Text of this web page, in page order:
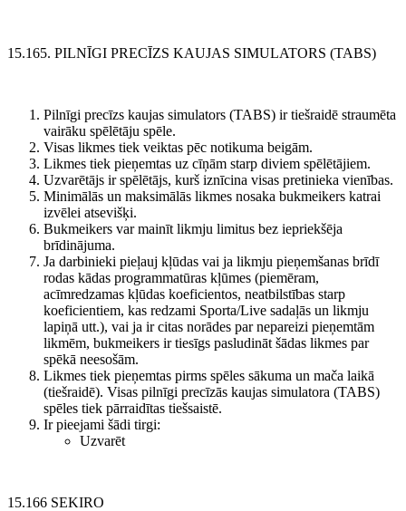
15.165. PILNĪGI PRECĪZS KAUJAS SIMULATORS (TABS)
Pilnīgi precīzs kaujas simulators (TABS) ir tiešraidē straumēta
vairāku spēlētāju spēle.
Visas likmes tiek veiktas pēc notikuma beigām.
Likmes tiek pieņemtas uz cīņām starp diviem spēlētājiem.
Uzvarētājs ir spēlētājs, kurš iznīcina visas pretinieka vienības.
Minimālās un maksimālās likmes nosaka bukmeikers katrai
izvēlei atsevišķi.
Bukmeikers var mainīt likmju limitus bez iepriekšēja
brīdinājuma.
Ja darbinieki pieļauj kļūdas vai ja likmju pieņemšanas brīdī
rodas kādas programmatūras kļūmes (piemēram,
acīmredzamas kļūdas koeficientos, neatbilstības starp
koeficientiem, kas redzami Sporta/Live sadaļās un likmju
lapiņā utt.), vai ja ir citas norādes par nepareizi pieņemtām
likmēm, bukmeikers ir tiesīgs pasludināt šādas likmes par
spēkā neesošām.
Likmes tiek pieņemtas pirms spēles sākuma un mača laikā
(tiešraidē). Visas pilnīgi precīzās kaujas simulatora (TABS)
spēles tiek pārraidītas tiešsaistē.
Ir pieejami šādi tirgi:
Uzvarēt
15.166 SEKIRO